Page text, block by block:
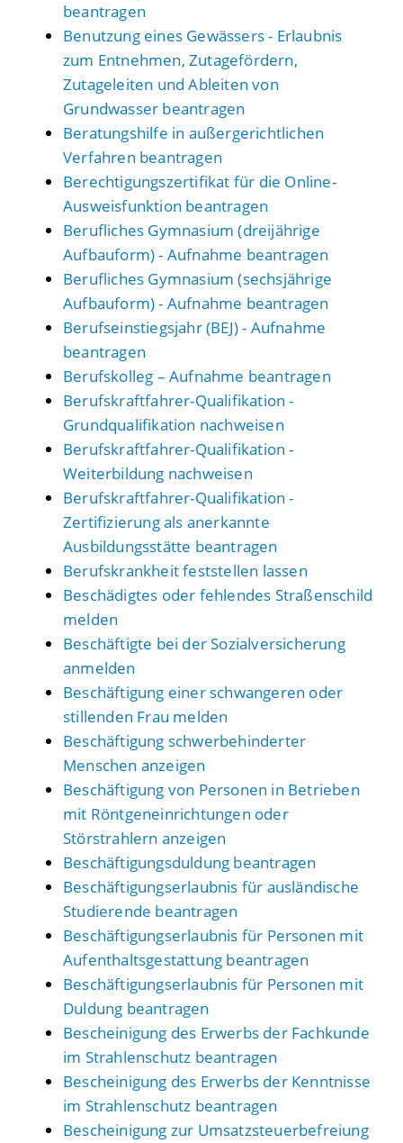
beantragen
Benutzung eines Gewässers - Erlaubnis
zum Entnehmen, Zutagefördern,
Zutageleiten und Ableiten von
Grundwasser beantragen
Beratungshilfe in außergerichtlichen
Verfahren beantragen
Berechtigungszertifikat für die Online-
Ausweisfunktion beantragen
Berufliches Gymnasium (dreijährige
Aufbauform) - Aufnahme beantragen
Berufliches Gymnasium (sechsjährige
Aufbauform) - Aufnahme beantragen
Berufseinstiegsjahr (BEJ) - Aufnahme
beantragen
Berufskolleg – Aufnahme beantragen
Berufskraftfahrer-Qualifikation -
Grundqualifikation nachweisen
Berufskraftfahrer-Qualifikation -
Weiterbildung nachweisen
Berufskraftfahrer-Qualifikation -
Zertifizierung als anerkannte
Ausbildungsstätte beantragen
Berufskrankheit feststellen lassen
Beschädigtes oder fehlendes Straßenschild
melden
Beschäftigte bei der Sozialversicherung
anmelden
Beschäftigung einer schwangeren oder
stillenden Frau melden
Beschäftigung schwerbehinderter
Menschen anzeigen
Beschäftigung von Personen in Betrieben
mit Röntgeneinrichtungen oder
Störstrahlern anzeigen
Beschäftigungsduldung beantragen
Beschäftigungserlaubnis für ausländische
Studierende beantragen
Beschäftigungserlaubnis für Personen mit
Aufenthaltsgestattung beantragen
Beschäftigungserlaubnis für Personen mit
Duldung beantragen
Bescheinigung des Erwerbs der Fachkunde
im Strahlenschutz beantragen
Bescheinigung des Erwerbs der Kenntnisse
im Strahlenschutz beantragen
Bescheinigung zur Umsatzsteuerbefreiung